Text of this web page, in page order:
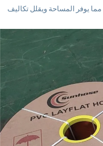
يوفر المساحة ويقلل تكاليف